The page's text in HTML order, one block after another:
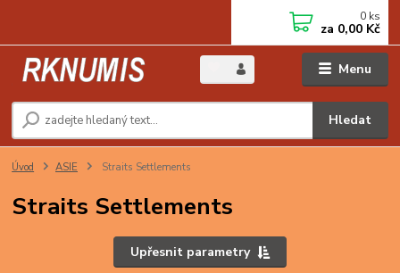
Menu
Hledat
0 ks
za 0,00 Kč
Úvod ASIE Straits Settlements
Straits Settlements
Upřesnit parametry